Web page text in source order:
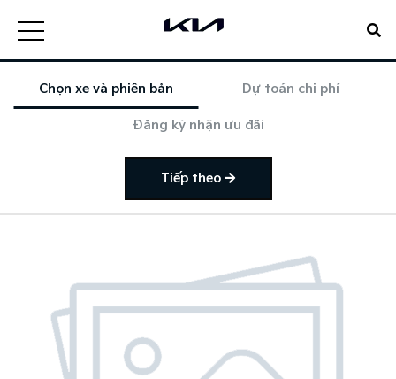
Chọn xe và phiên bản Dự toán chi phí
Đăng ký nhận ưu đãi
Tiếp theo